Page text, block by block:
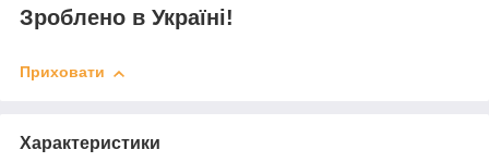
Зроблено в Україні!
Приховати
Характеристики